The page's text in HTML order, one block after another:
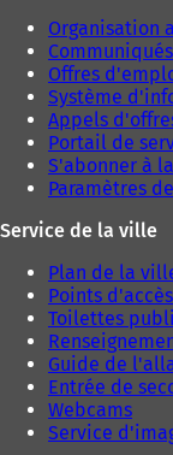
Organisation
Offres
Système
Appels
Portail de
S'abonner à
Paramètres
Service de la ville
Plan de la
Points d'accès
Toilettes
Guide de
Entrée de
Webcams
Service